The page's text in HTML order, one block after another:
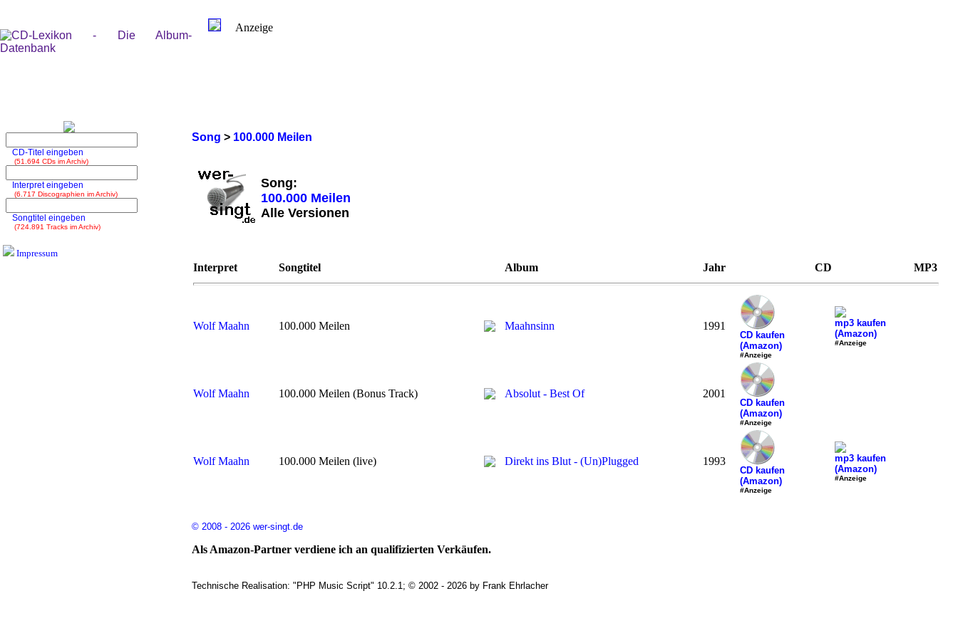
Song > 100.000 Meilen
Song:
100.000 Meilen
Alle Versionen
Interpret Songtitel Album Jahr CD MP3
Wolf Maahn 100.000 Meilen Maahnsinn 1991
CD kaufen
(Amazon)
#Anzeige
mp3 kaufen
(Amazon)
#Anzeige
Wolf Maahn 100.000 Meilen (Bonus Track) Absolut - Best Of 2001
CD kaufen
(Amazon)
#Anzeige
Wolf Maahn 100.000 Meilen (live) Direkt ins Blut - (Un)Plugged 1993
CD kaufen
(Amazon)
#Anzeige
mp3 kaufen
(Amazon)
#Anzeige
© 2008 - 2026 wer-singt.de
Als Amazon-Partner verdiene ich an qualifizierten Verkäufen.
Technische Realisation: "PHP Music Script" 10.2.1; © 2002 - 2026 by Frank Ehrlacher
Anzeige
CD-Titel eingeben
(51.694 CDs im Archiv)
Interpret eingeben
(6.717 Discographien im Archiv)
Songtitel eingeben
(724.891 Tracks im Archiv)
Impressum